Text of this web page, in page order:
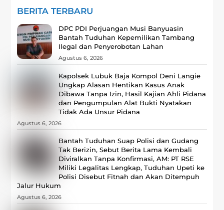
BERITA TERBARU
DPC PDI Perjuangan Musi Banyuasin
Bantah Tuduhan Kepemilikan Tambang
Ilegal dan Penyerobotan Lahan
Agustus 6, 2026
Kapolsek Lubuk Baja Kompol Deni Langie
Ungkap Alasan Hentikan Kasus Anak
Dibawa Tanpa Izin, Hasil Kajian Ahli Pidana
dan Pengumpulan Alat Bukti Nyatakan
Tidak Ada Unsur Pidana
Agustus 6, 2026
Bantah Tuduhan Suap Polisi dan Gudang
Tak Berizin, Sebut Berita Lama Kembali
Diviralkan Tanpa Konfirmasi, ‎AM: PT RSE
Miliki Legalitas Lengkap, Tuduhan Upeti ke
Polisi Disebut Fitnah dan Akan Ditempuh
Jalur Hukum
Agustus 6, 2026